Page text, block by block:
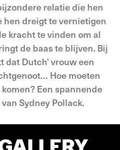
relatie die hen
dreigt te vernietigen
kracht te vinden om al
de baas te blijven. Bij
Dutch’ vrouw een
Hoe moeten
Een spannende
Sydney Pollack.